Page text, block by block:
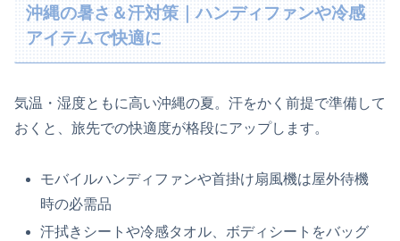
沖縄の暑さ＆汗対策｜ハンディファンや冷感
アイテムで快適に
気温・湿度ともに高い沖縄の夏。汗をかく前提で準備して
おくと、旅先での快適度が格段にアップします。
モバイルハンディファンや首掛け扇風機は屋外待機
時の必需品
汗拭きシートや冷感タオル、ボディシートをバッグ